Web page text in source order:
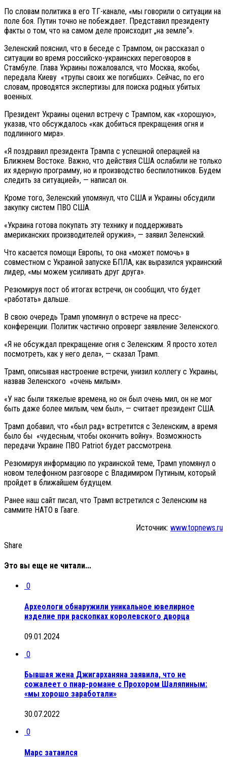
По словам политика в его ТГ-канале, «мы говорили о ситуации на
поле боя. Путин точно не побеждает. Представил президенту
факты о том, что на самом деле происходит „на земле“».
Зеленский пояснил, что в беседе с Трампом, он рассказал о
ситуации во время российско-украинских переговоров в
Стамбуле. Глава Украины пожаловался, что Москва, якобы,
передала Киеву «трупы своих же погибших». Сейчас, по его
словам, проводятся экспертизы для поиска родных убитых
военных.
Президент Украины оценил встречу с Трампом, как «хорошую»,
указав, что обсуждалось «как добиться прекращения огня и
подлинного мира».
«Я поздравил президента Трампа с успешной операцией на
Ближнем Востоке. Важно, что действия США ослабили не только
их ядерную программу, но и производство беспилотников. Будем
следить за ситуацией», — написал он.
Кроме того, Зеленский упомянул, что США и Украины обсудили
закупку систем ПВО США.
«Украина готова покупать эту технику и поддерживать
американских производителей оружия», — заявил Зеленский.
Что касается помощи Европы, то она «может помочь» в
совместном с Украиной запуске БПЛА, как выразился украинский
лидер, «мы можем усиливать друг друга».
Резюмируя пост об итогах встречи, он сообщил, что будет
«работать» дальше.
В свою очередь Трамп упомянул о встрече на пресс-
конференции. Политик частично опроверг заявление Зеленского.
«Я не обсуждал прекращение огня с Зеленским. Я просто хотел
посмотреть, как у него дела», — сказал Трамп.
Трамп, описывая настроение встречи, унизил коллегу с Украины,
назвав Зеленского «очень милым».
«У нас были тяжелые времена, но он был очень мил, он не мог
быть даже более милым, чем был», — считает президент США.
Трамп добавил, что «был рад» встретится с Зеленским, а время
было бы «чудесным, чтобы окончить войну». Возможность
передачи Украине ПВО Patriot будет рассмотрена.
Резюмируя информацию по украинской теме, Трамп упомянул о
новом телефонном разговоре с Владимиром Путиным, который
пройдет в ближайшем будущем.
Ранее наш сайт писал, что Трамп встретился с Зеленским на
саммите НАТО в Гааге.
Источник: www.topnews.ru
Share
Это вы еще не читали...
0
Археологи обнаружили уникальное ювелирное
изделие при раскопках королевского дворца
09.01.2024
0
Бывшая жена Джигарханяна заявила, что не
сожалеет о пиар-романе с Прохором Шаляпиным:
«мы хорошо заработали»
30.07.2022
0
Марс затаился